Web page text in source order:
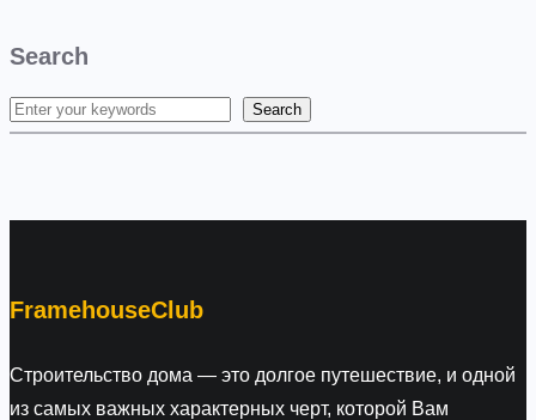
Search
S
Search
FramehouseClub
Строительство дома — это долгое путешествие, и одной
из самых важных характерных черт, которой Вам